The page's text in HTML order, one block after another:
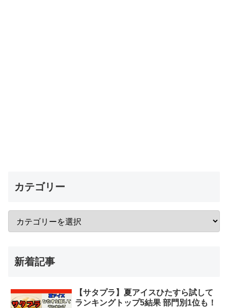
カテゴリー
新着記事
【サタプラ】夏アイスひたすら試して
ランキングトップ5結果 部門別1位も！